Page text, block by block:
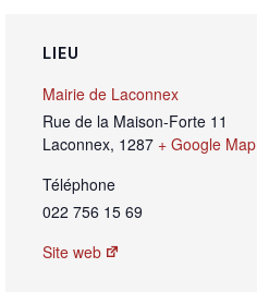
LIEU
Mairie de Laconnex
Rue de la Maison-Forte 11
Laconnex, 1287 + Google Map
Téléphone
022 756 15 69
Site web